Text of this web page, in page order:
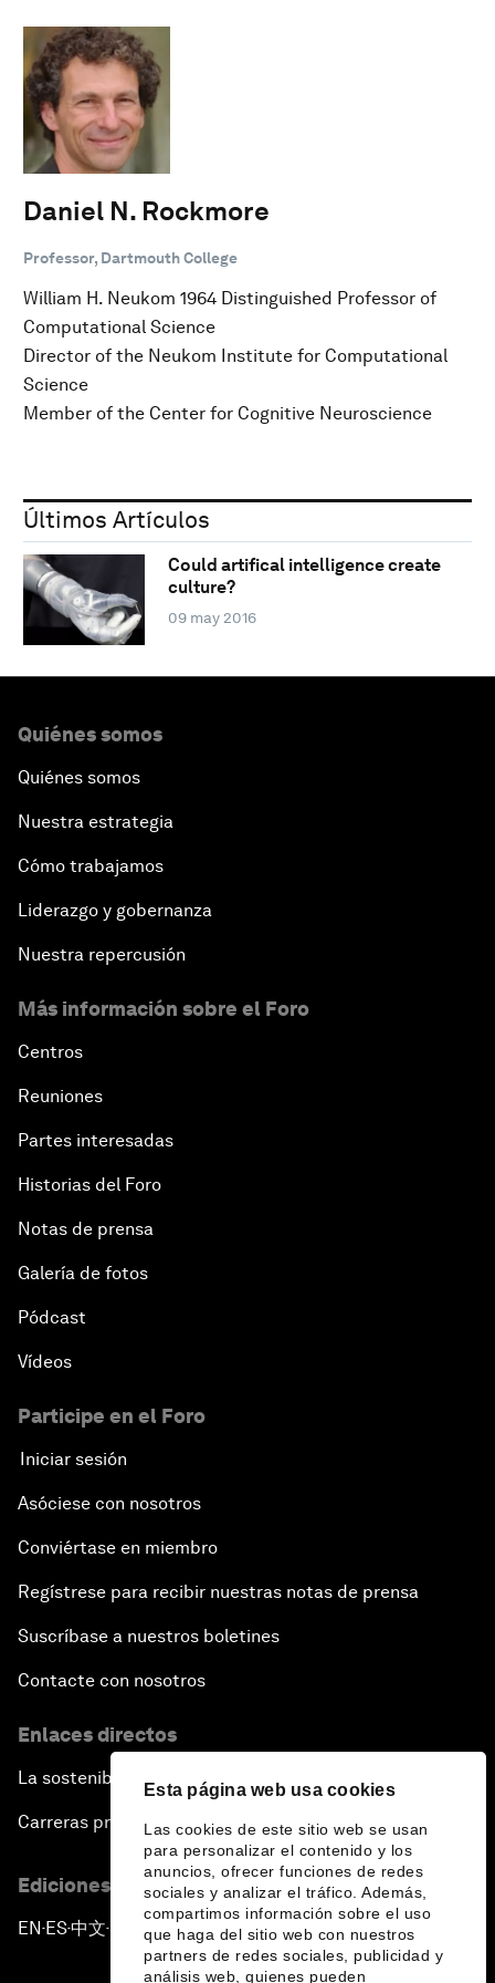
Esta página web usa cookies
Las cookies de este sitio web se usan
para personalizar el contenido y los
anuncios, ofrecer funciones de redes
sociales y analizar el tráfico. Además,
compartimos información sobre el uso
que haga del sitio web con nuestros
partners de redes sociales, publicidad y
análisis web, quienes pueden
Daniel N. Rockmore
Professor, Dartmouth College
William H. Neukom 1964 Distinguished Professor of
Computational Science
Director of the Neukom Institute for Computational
Science
Member of the Center for Cognitive Neuroscience
Últimos Artículos
Could artifical intelligence create
culture?
09 may 2016
Quiénes somos
Quiénes somos
Nuestra estrategia
Cómo trabajamos
Liderazgo y gobernanza
Nuestra repercusión
Más información sobre el Foro
Centros
Reuniones
Partes interesadas
Historias del Foro
Notas de prensa
Galería de fotos
Pódcast
Vídeos
Participe en el Foro
Iniciar sesión
Asóciese con nosotros
Conviértase en miembro
Regístrese para recibir nuestras notas de prensa
Suscríbase a nuestros boletines
Contacte con nosotros
Enlaces directos
La sostenibilidad en el Foro
Carreras profesionales
Ediciones en otros idiomas
EN ▪ES▪中文▪ 日本語